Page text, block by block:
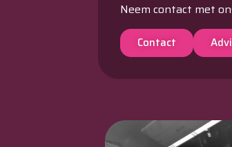
Neem contact met
Contact